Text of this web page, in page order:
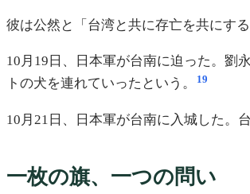
彼は公然と「台湾と共に存亡を共にす
10月19日、日本軍が台南に迫った。劉
トの犬を連れていったという。
19
10月21日、日本軍が台南に入城した。
一枚の旗、一つの問い